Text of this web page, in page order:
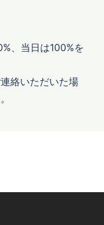
、当日は100%を
絡いただいた場